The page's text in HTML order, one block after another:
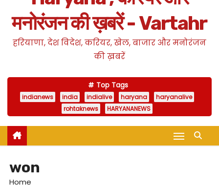
मनोरंजन की ख़बरें - Vartahr
हरियाणा, देश विदेश, करियर, खेल, बाजार और मनोरंजन
की ख़बरें
Top Tags
indianews india indialive haryana
haryanalive
rohtaknews
HARYANANEWS
won
Home